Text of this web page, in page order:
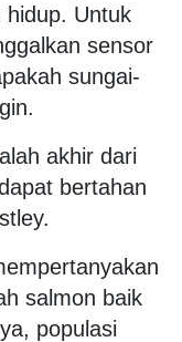
hidup. Untuk
sensor
sungai-
akhir dari
bertahan
salmon baik
populasi